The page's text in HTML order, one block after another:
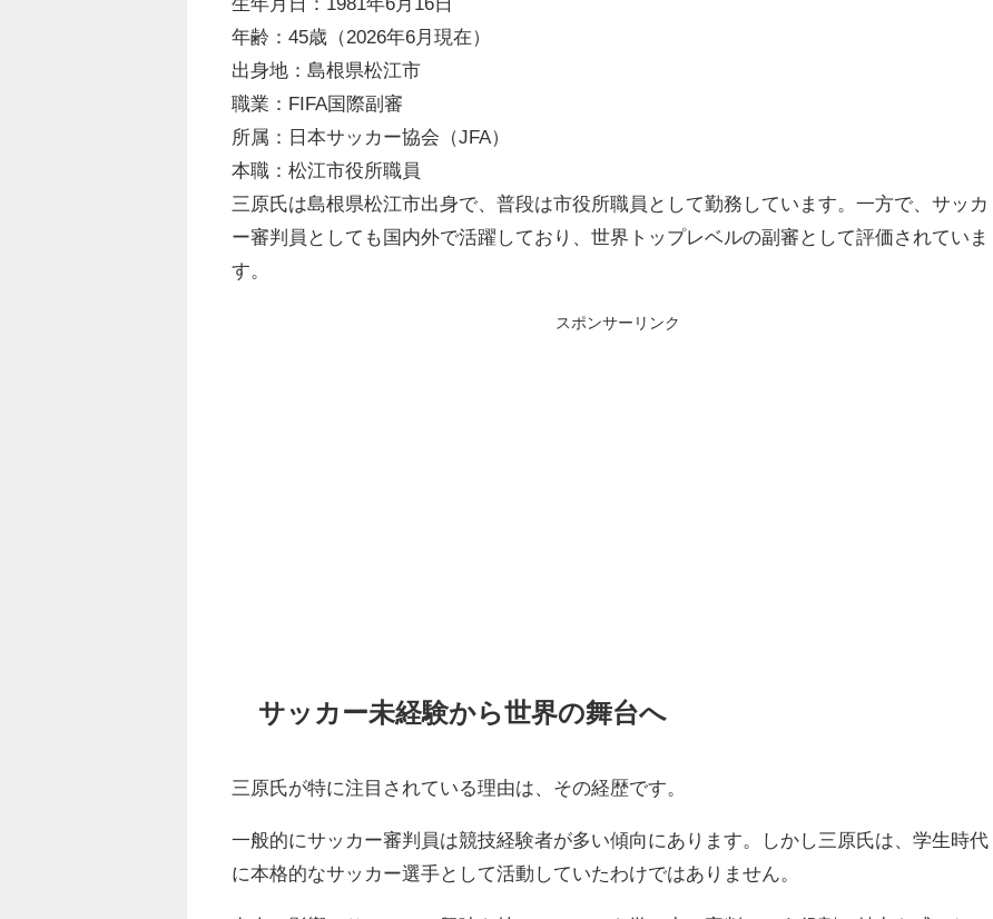
年齢：45歳（2026年6月現在）
出身地：島根県松江市
職業：FIFA国際副審
所属：日本サッカー協会（JFA）
本職：松江市役所職員
三原氏は島根県松江市出身で、普段は市役所職員として勤務しています。一方で、サッカ
ー審判員としても国内外で活躍しており、世界トップレベルの副審として評価されていま
す。
スポンサーリンク
サッカー未経験から世界の舞台へ
三原氏が特に注目されている理由は、その経歴です。
一般的にサッカー審判員は競技経験者が多い傾向にあります。しかし三原氏は、学生時代
に本格的なサッカー選手として活動していたわけではありません。